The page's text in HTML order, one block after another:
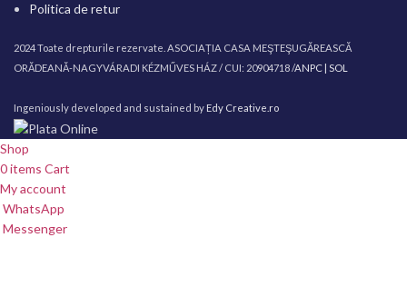
Politica de retur
2024 Toate drepturile rezervate. ASOCIAȚIA CASA MEŞTEŞUGĂREASCĂ
ORĂDEANĂ-NAGYVÁRADI KÉZMŰVES HÁZ / CUI: 20904718 /ANPC | SOL
Ingeniously developed and sustained by Edy Creative.ro
Shop
0items Cart
My account
WhatsApp
Messenger